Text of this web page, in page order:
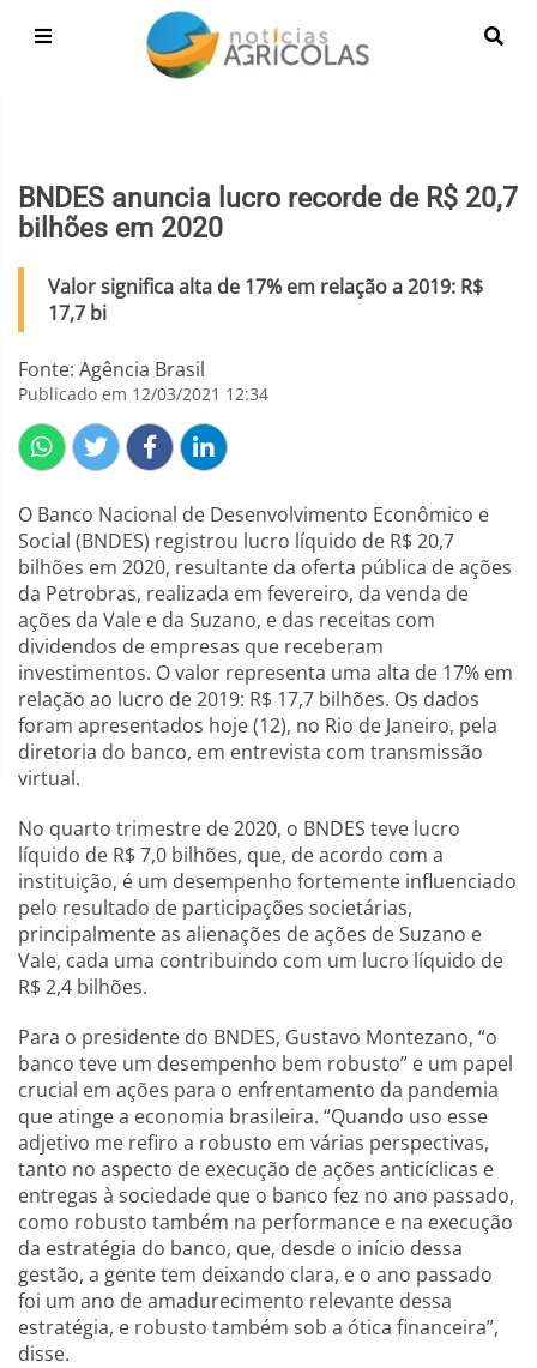
BNDES anuncia lucro recorde de R$ 20,7
bilhões em 2020
Valor significa alta de 17% em relação a 2019: R$
17,7 bi
Fonte: Agência Brasil
Publicado em 12/03/2021 12:34
O Banco Nacional de Desenvolvimento Econômico e
Social (BNDES) registrou lucro líquido de R$ 20,7
bilhões em 2020, resultante da oferta pública de ações
da Petrobras, realizada em fevereiro, da venda de
ações da Vale e da Suzano, e das receitas com
dividendos de empresas que receberam
investimentos. O valor representa uma alta de 17% em
relação ao lucro de 2019: R$ 17,7 bilhões. Os dados
foram apresentados hoje (12), no Rio de Janeiro, pela
diretoria do banco, em entrevista com transmissão
virtual.
No quarto trimestre de 2020, o BNDES teve lucro
líquido de R$ 7,0 bilhões, que, de acordo com a
instituição, é um desempenho fortemente influenciado
pelo resultado de participações societárias,
principalmente as alienações de ações de Suzano e
Vale, cada uma contribuindo com um lucro líquido de
R$ 2,4 bilhões.
Para o presidente do BNDES, Gustavo Montezano, “o
banco teve um desempenho bem robusto” e um papel
crucial em ações para o enfrentamento da pandemia
que atinge a economia brasileira. “Quando uso esse
adjetivo me refiro a robusto em várias perspectivas,
tanto no aspecto de execução de ações anticíclicas e
entregas à sociedade que o banco fez no ano passado,
como robusto também na performance e na execução
da estratégia do banco, que, desde o início dessa
gestão, a gente tem deixando clara, e o ano passado
foi um ano de amadurecimento relevante dessa
estratégia, e robusto também sob a ótica financeira”,
disse.